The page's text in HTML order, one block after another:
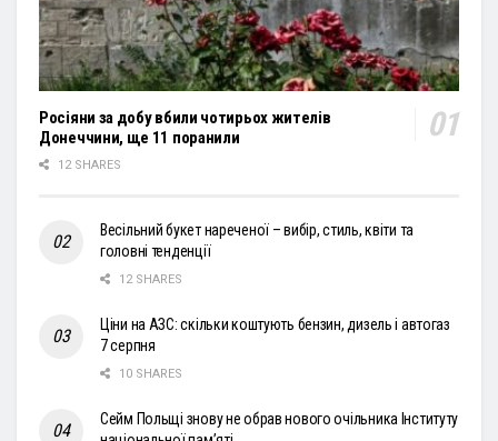
Росіяни за добу вбили чотирьох жителів
Донеччини, ще 11 поранили
12 SHARES
Весільний букет нареченої – вибір, стиль, квіти та
головні тенденції
12 SHARES
Ціни на АЗС: скільки коштують бензин, дизель і автогаз
7 серпня
10 SHARES
Сейм Польщі знову не обрав нового очільника Інституту